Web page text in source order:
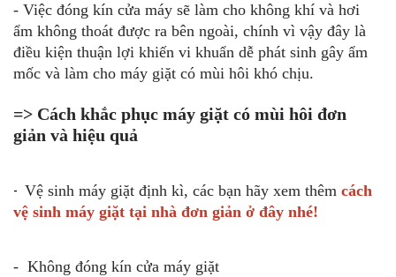
- Việc đóng kín cửa máy sẽ làm cho không khí và hơi
ẩm không thoát được ra bên ngoài, chính vì vậy đây là
điều kiện thuận lợi khiến vi khuẩn dễ phát sinh gây ẩm
mốc và làm cho máy giặt có mùi hôi khó chịu.
=> Cách khắc phục máy giặt có mùi hôi đơn
giản và hiệu quả
- ​​​​ Vệ sinh máy giặt định kì, các bạn hãy xem thêm cách
vệ sinh máy giặt tại nhà đơn giản ở đây nhé!
- Không đóng kín cửa máy giặt